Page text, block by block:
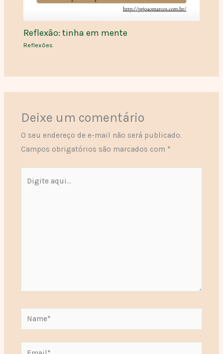
Reflexão: tinha em mente
Reflexões
Deixe um comentário
O seu endereço de e-mail não será publicado.
Campos obrigatórios são marcados com *
aqui...
Name*
Email*